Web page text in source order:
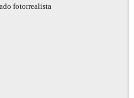
fotorrealista